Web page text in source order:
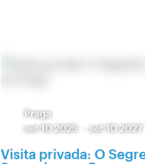
Praga
set 10 2025
-set 10 2027
Visita privada: O